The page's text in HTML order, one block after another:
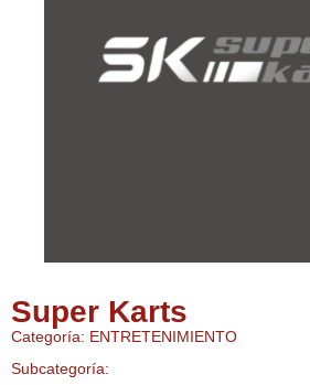
Super Karts
Categoría: ENTRETENIMIENTO
Subcategoría: